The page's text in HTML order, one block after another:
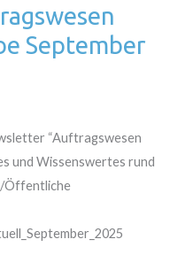
September
“Auftragswesen
und Wissenswertes rund
Öffentliche